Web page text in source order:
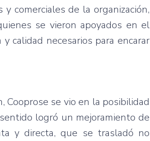
y comerciales de laorganización,
se vieron apoyados en el
ycalidad necesarios para encarar
, Cooprose se vio en la posibilidad
sentido logró un mejoramiento de
y directa,que se trasladó no